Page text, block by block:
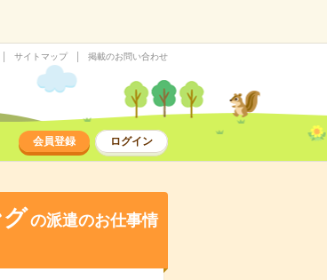
サイトマップ 掲載のお問い合わせ
会員登録 ログイン
の派遣のお仕事情